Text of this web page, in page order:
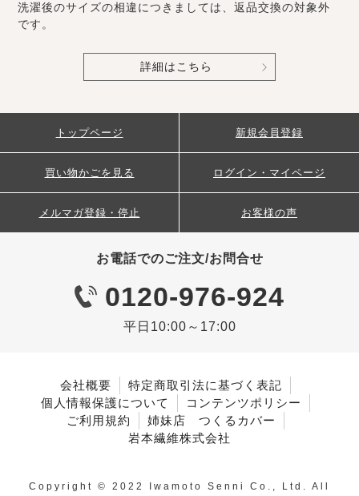
洗濯後のサイズの相違につきましては、返品交換の対象外
です。
詳細はこちら
お電話でのご注文/お問合せ
0120-976-924
平日10:00～17:00
トップページ 新規会員登録
買い物かごを見る ログイン・マイページ
メルマガ登録・停止 お客様の声
会社概要
特定商取引法に基づく表記
個人情報保護について
コンテンツポリシー
ご利用規約
姉妹店 つくるカバー
岩本繊維株式会社
Copyright © 2022 Iwamoto Senni Co., Ltd. All